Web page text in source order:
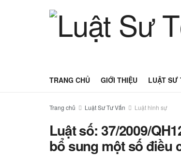
TRANG CHỦ GIỚI THIỆU LUẬT SƯ
Trang chủ Luật Sư Tư Vấn Luật hình sự
Luật số: 37/2009/
bổ sung một số điều